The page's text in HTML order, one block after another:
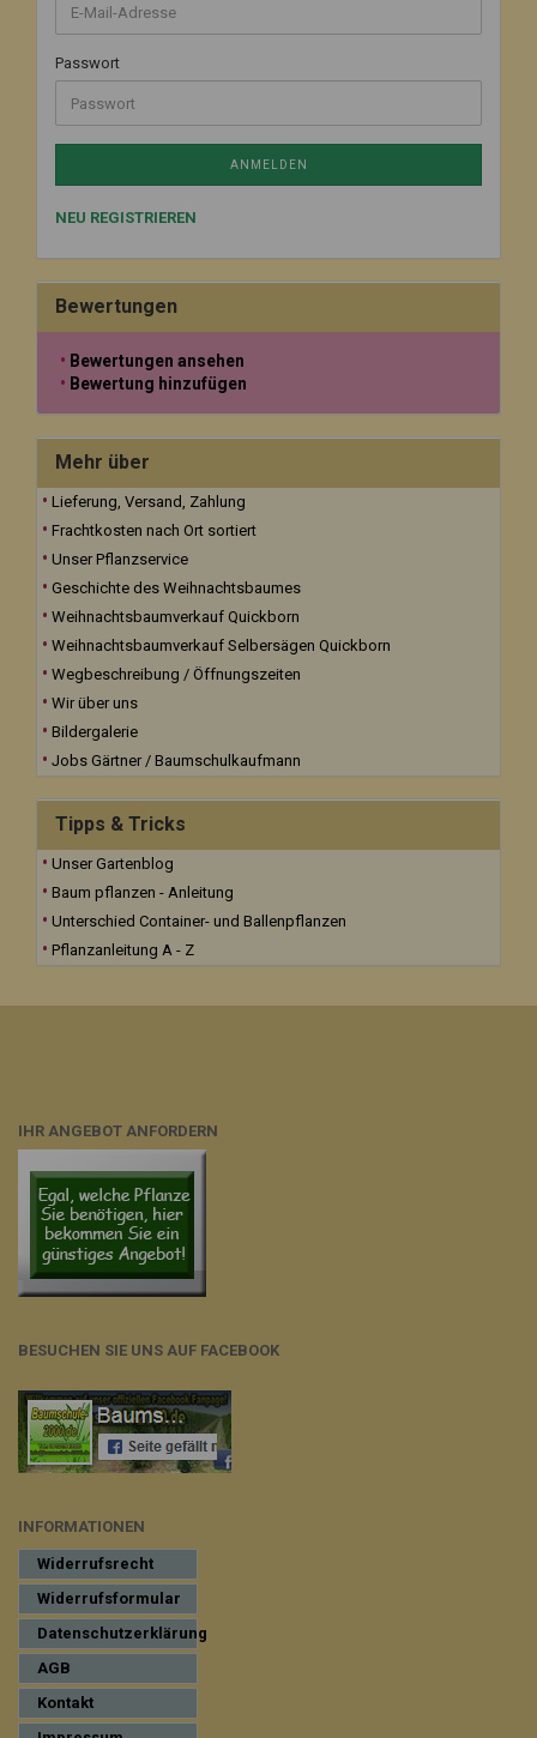
Passwort
ANMELDEN
NEU REGISTRIEREN
Bewertungen
Bewertungen ansehen
Bewertung hinzufügen
Mehr über
Lieferung, Versand, Zahlung
Frachtkosten nach Ort sortiert
Unser Pflanzservice
Geschichte des Weihnachtsbaumes
Weihnachtsbaumverkauf Quickborn
Weihnachtsbaumverkauf Selbersägen Quickborn
Wegbeschreibung / Öffnungszeiten
Wir über uns
Bildergalerie
Jobs Gärtner / Baumschulkaufmann
Tipps & Tricks
Unser Gartenblog
Baum pflanzen - Anleitung
Unterschied Container- und Ballenpflanzen
Pflanzanleitung A - Z
IHR ANGEBOT ANFORDERN
BESUCHEN SIE UNS AUF FACEBOOK
INFORMATIONEN
Widerrufsrecht
Widerrufsformular
Datenschutzerklärung
AGB
Kontakt